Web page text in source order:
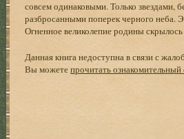
совсем одинаковыми. Только звездами,
разбросанными поперек черного неба.
Огненное великолепие родины
Данная книга недоступна в связи с
Вы можетепрочитать